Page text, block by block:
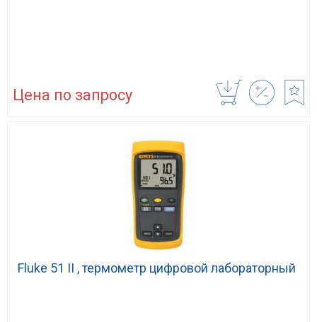
Цена по запросу
Fluke 51 II , термометр цифровой лабораторный